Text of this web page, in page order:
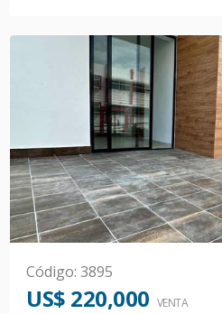
Código: 3895
US$ 220,000 VENTA